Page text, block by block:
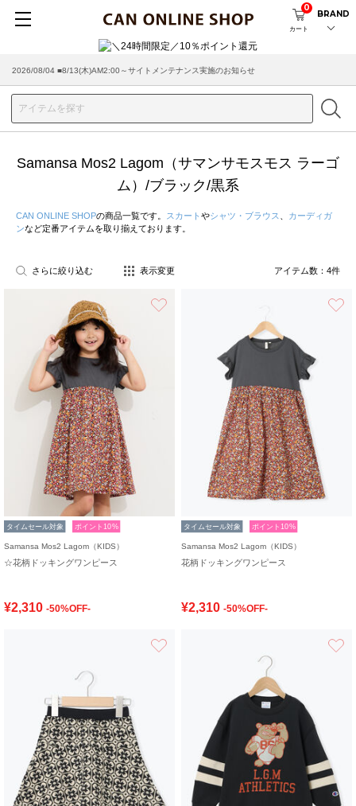
カート
0
BRAND
2026/08/04 ■8/13(木)AM2:00～サイトメンテナンス実施のお知らせ
Samansa Mos2 Lagom（サマンサモスモス ラーゴ
ム）/ブラック/黒系
CAN ONLINE SHOPの商品一覧です。 スカート やシャツ・ブラウス
カーディガ
ンなど定番アイテムを取り揃えております。
さらに絞り込む 表示変更 アイテム数： 4件
タイムセール対象 ポイント10%
Samansa Mos2 Lagom（KIDS）
☆花柄ドッキングワンピース
¥2,310 -50%OFF-
タイムセール対象 ポイント10%
Samansa Mos2 Lagom（KIDS）
花柄ドッキングワンピース
¥2,310 -50%OFF-